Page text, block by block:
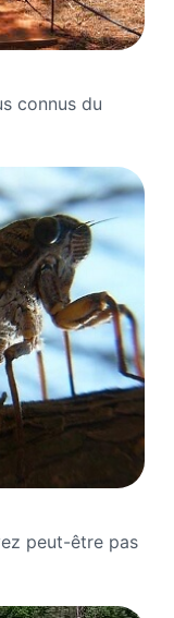
connus du
peut-être pas